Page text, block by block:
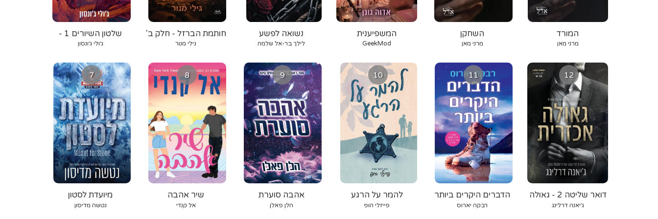
שלטון השיורים 1 -
אורגת הרוח
ג׳ולי ג׳ונסון
חותמת הברזל - חלק ב'
גילי מנור
נשואה לפשע
לילך בר-אל שלמה
המשפיענית
GeekMod
השחקן
מרני מאן
המורד
מרני מאן
7
מיועדת לסטון
נטשה מדיסון
8
שיר אהבה
אל קנדי
9
אהבה סוערת
הלן פאלן
10
להמר על הרגע
פייזלי הופ
11
הדברים היקרים ביותר
רבקה יארוס
12
דואר שליטה 2 - גאולה
אכזרית
ג׳יאנה דרלינג